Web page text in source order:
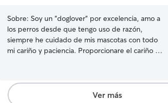
Sobre: Soy un "doglover" por excelencia, amo a
los perros desde que tengo uso de razón,
siempre he cuidado de mis mascotas con todo
mi cariño y paciencia. Proporcionare el cariño y
mantenerlos felices y contentos. Seré su hueso
favorito y su lametazo más dulce, no se querrán
Ver más